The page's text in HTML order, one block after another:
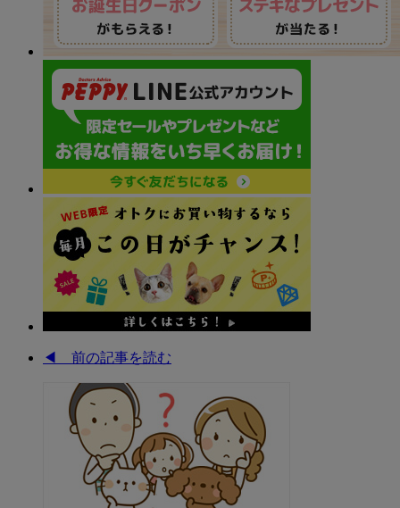
◀︎ 前の記事を読む